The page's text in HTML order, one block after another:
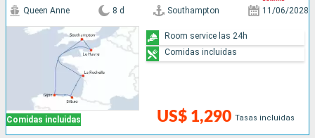
Comidas incluidas
Queen Anne 8 d Southampton 11/06/2028
US$ 1,290 Tasas incluidas
Room service las 24h
Comidas incluidas